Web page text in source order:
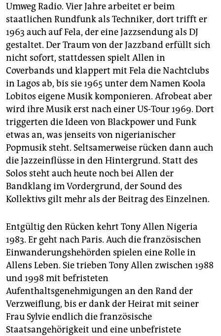
Umweg Radio. Vier Jahre arbeitet er beim
staatlichen Rundfunk als Techniker, dort trifft er
1963 auch auf Fela, der eine Jazzsendung als DJ
gestaltet. Der Traum von der Jazzband erfüllt sich
nicht sofort, stattdessen spielt Allen in
Coverbands und klappert mit Fela die Nachtclubs
in Lagos ab, bis sie 1965 unter dem Namen Koola
Lobitos eigene Musik komponieren. Afrobeat aber
wird ihre Musik erst nach einer US-Tour 1969. Dort
triggerten die Ideen von Blackpower und Funk
etwas an, was jenseits von nigerianischer
Popmusik steht. Seltsamerweise rücken dann auch
die Jazzeinflüsse in den Hintergrund. Statt des
Solos steht auch heute noch bei Allen der
Bandklang im Vordergrund, der Sound des
Kollektivs gilt mehr als der Beitrag des Einzelnen.
Entgültig den Rücken kehrt Tony Allen Nigeria
1983. Er geht nach Paris. Auch die französischen
Einwanderungshehörden spielen eine Rolle in
Allens Leben. Sie trieben Tony Allen zwischen 1988
und 1998 mit befristeten
Aufenthaltsgenehmigungen an den Rand der
Verzweiflung, bis er dank der Heirat mit seiner
Frau Sylvie endlich die französische
Staatsangehörigkeit und eine unbefristete